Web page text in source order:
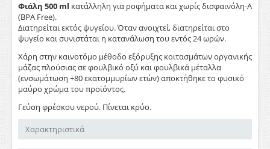
Φιάλη 500 ml κατάλληλη για ροφήματα και χωρίς δισφαινόλη-Α
(BPA Free).
Διατηρείται εκτός ψυγείου. Όταν ανοιχτεί, διατηρείται στο
ψυγείο και συνιστάται η κατανάλωση του εντός 24 ωρών.
Χάρη στην καινοτόμο μέθοδο εξόρυξης κοιτασμάτων οργανικής
μάζας πλούσιας σε φουλβικό οξύ και φουλβικά μέταλλα
(ενσωμάτωση +80 εκατομμυρίων ετών) αποκτήθηκε το φυσικό
μαύρο χρώμα του προϊόντος.
Γεύση φρέσκου νερού. Πίνεται κρύο.
Χαρακτηριστικά